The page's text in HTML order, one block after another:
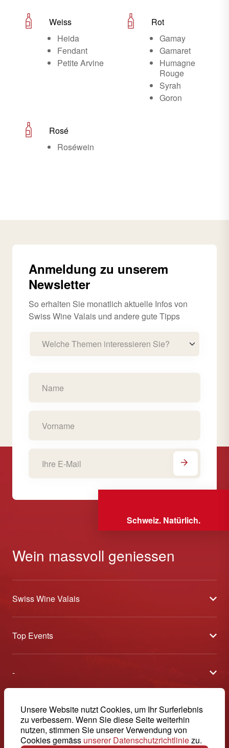
Weiss
Heida
Fendant
Petite Arvine
Rot
Gamay
Gamaret
Humagne
Rouge
Syrah
Goron
Rosé
Roséwein
Unsere Website nutzt Cookies, um Ihr Surferlebnis
zu verbessern. Wenn Sie diese Seite weiterhin
nutzen, stimmen Sie unserer Verwendung von
Cookies gemäss unserer Datenschutzrichtliniezu.
Anmeldung zu unserem
Newsletter
So erhalten Sie monatlich aktuelle Infos von
Swiss Wine Valais und andere gute Tipps
Welche Themen interessieren Sie?
Schweiz. Natürlich.
Wein massvoll geniessen
Swiss Wine Valais
Über uns
Allgemeine Geschäftsbedingungen
Top Events
Offene Weinkeller
Tavolata
Etoiles du Valais
-
Swiss Wine Valais - Avenue de la Gare 2 - CP 144 - 1964
+41 27 345 40 80
info@swisswinevalais.ch
Impressum
Deutsch (Schweiz)